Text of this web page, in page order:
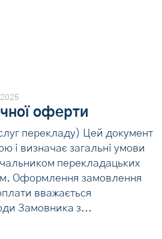
оферти
перекладу) Цей документ
і визначає загальні умови
перекладацьких
Оформлення замовлення
вважається
Замовника з...